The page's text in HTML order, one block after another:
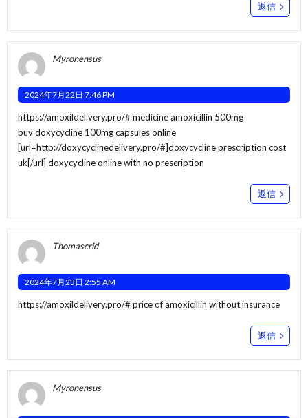
返信
Myronensus
2024年7月22日 7:46 PM
https://amoxildelivery.pro/# medicine amoxicillin 500mg
buy doxycycline 100mg capsules online
[url=http://doxycyclinedelivery.pro/#]doxycycline prescription cost
uk[/url] doxycycline online with no prescription
返信
Thomascrid
2024年7月23日 2:55 AM
https://amoxildelivery.pro/# price of amoxicillin without insurance
返信
Myronensus